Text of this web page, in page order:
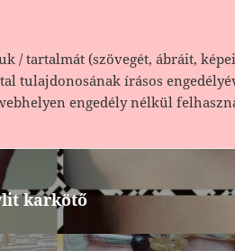
/ tartalmát (szövegét, ábráit,
tulajdonosának írásos
engedély nélkül
karkötő